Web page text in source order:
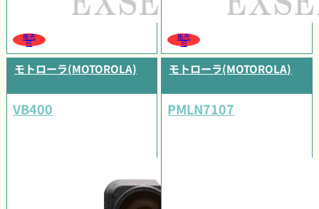
販売
可
販売
可
モトローラ(MOTOROLA)
VB400
モトローラ(MOTOROLA)
PMLN7107